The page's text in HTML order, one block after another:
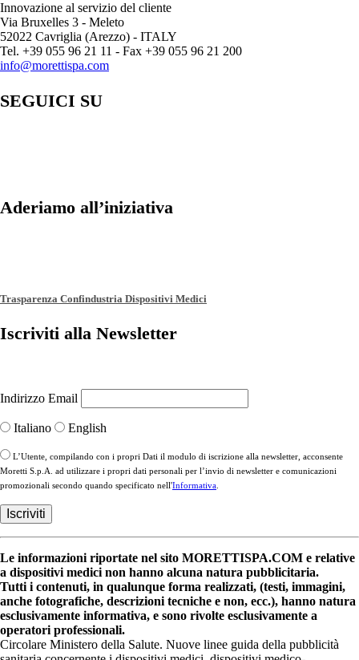
Innovazione al servizio del cliente
Via Bruxelles 3 - Meleto
52022 Cavriglia (Arezzo) - ITALY
Tel. +39 055 96 21 11 - Fax +39 055 96 21 200
info@morettispa.com
SEGUICI SU
Aderiamo all’iniziativa
Trasparenza Confindustria Dispositivi Medici
Iscriviti alla Newsletter
Indirizzo Email
Italiano English
L’Utente, compilando con i propri Dati il modulo di iscrizione alla newsletter, acconsente
Moretti S.p.A. ad utilizzare i propri dati personali per l’invio di newsletter e comunicazioni
promozionali secondo quando specificato nell'Informativa
Le informazioni riportate nel sito MORETTISPA.COM e relative
a dispositivi medici non hanno alcuna natura pubblicitaria.
Tutti i contenuti, in qualunque forma realizzati, (testi, immagini,
anche fotografiche, descrizioni tecniche e non, ecc.), hanno natura
esclusivamente informativa, e sono rivolte esclusivamente a
operatori professionali.
Circolare Ministero della Salute. Nuove linee guida della pubblicità